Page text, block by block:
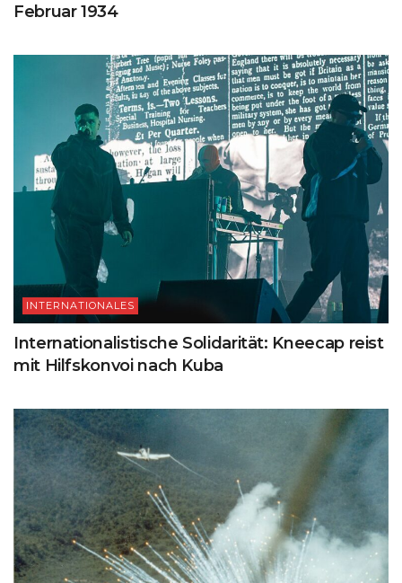
Februar 1934
INTERNATIONALES
Internationalistische Solidarität: Kneecap reist
mit Hilfskonvoi nach Kuba